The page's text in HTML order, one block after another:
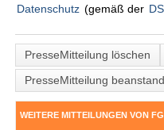
Datenschutz (gemäß der
PresseMitteilung löschen
PresseMitteilung
WEITERE MITTEILUNGEN VON